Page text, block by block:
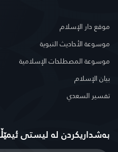
موقع دار الإسلام
موسوعة الأحاديث النبوية
موسوعة المصطلحات الإسلامية
بيان الإسلام
تفسير السعدي
بەشداریکردن لە لیستی